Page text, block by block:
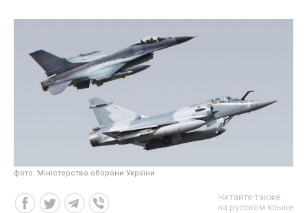
фото: Міністерство оборони України
Читайте также
на русском языке